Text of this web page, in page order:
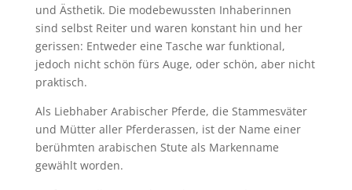
und Ästhetik. Die modebewussten Inhaberinnen
sind selbst Reiter und waren konstant hin und her
gerissen: Entweder eine Tasche war funktional,
jedoch nicht schön fürs Auge, oder schön, aber nicht
praktisch.
Als Liebhaber Arabischer Pferde, die Stammesväter
und Mütter aller Pferderassen, ist der Name einer
berühmten arabischen Stute als Markenname
gewählt worden.